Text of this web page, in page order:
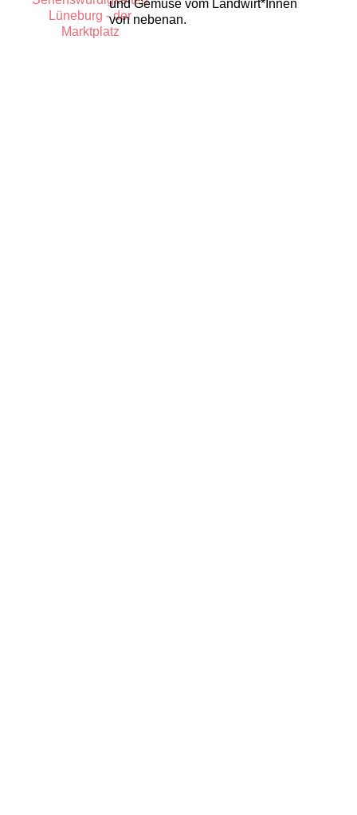
und Gemüse vom Landwirt*Innen
von nebenan.